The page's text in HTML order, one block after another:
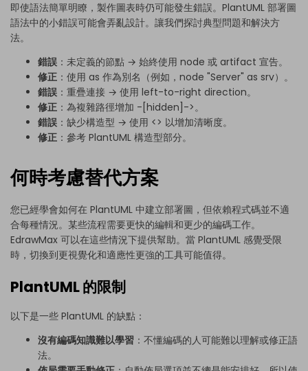
即使語法簡單明瞭，製作圖表時仍可能發生錯誤。PlantUML 部署圖
語法中的小錯誤可能會弄亂設計。讓我們探討典型問題和解決方
法。
錯誤 ：未定義的節點 → 始終使用 node 或 artifact 宣告。
修正 ：使用 as 作為別名（例如，node "Server" as srv）。
錯誤 ：重疊連接 → 使用 left-to-right direction。
修正 ：為複雜路徑增加 -[hidden]->。
錯誤 ：缺少構造型 → 使用 <> 以增加清晰度。
修正 ：參考 PlantUML 構造型部分。
何時考慮替代方案
您已經學會如何在 PlantUML 中建立部署圖，但依賴程式碼並不適
合每種情況。某些流程需要更快的編輯和更少的編碼工作。
EdrawMax 可以在這些情況下提供幫助。當 PlantUML 感覺受限
時，切換到更視覺化和適應性更強的工具可能值得。
PlantUML 的限制
以下是一些 PlantUML 的缺點：
沒有編碼知識難以學習 ：不懂編碼的人可能難以理解或修正語
法。